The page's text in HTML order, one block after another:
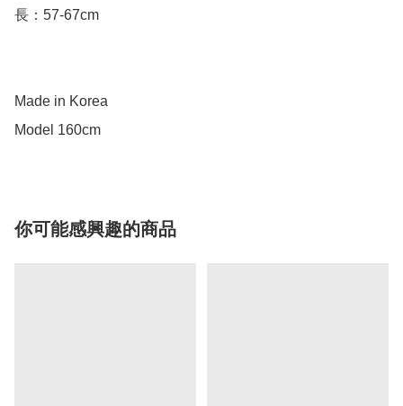
長：57-67cm
Made in Korea
你可能感興趣的商品